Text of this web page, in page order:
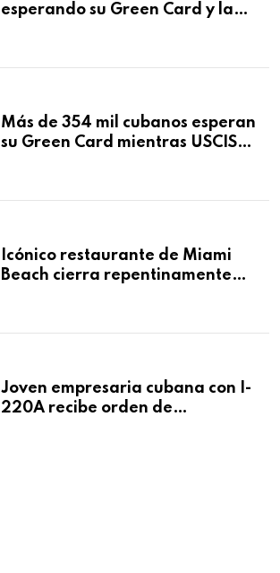
esperando su Green Card y la
Más de 354 mil cubanos esperan
su Green Card mientras USCIS
Icónico restaurante de Miami
Beach cierra repentinamente
Joven empresaria cubana con I-
220A recibe orden de